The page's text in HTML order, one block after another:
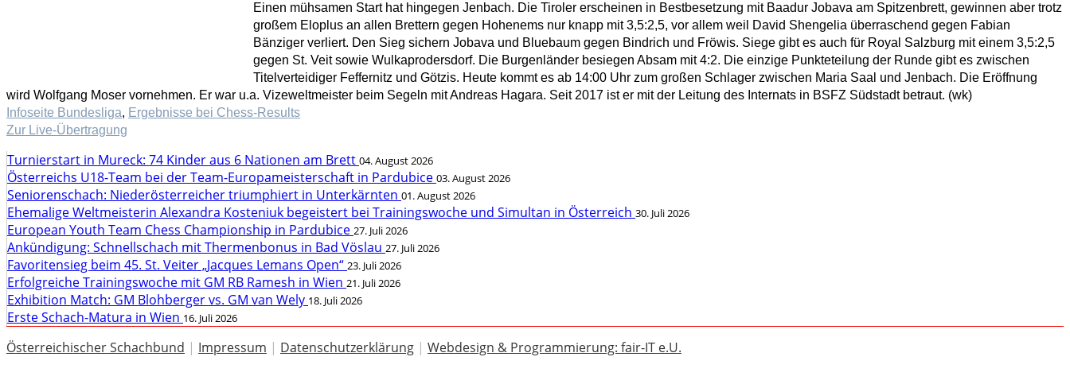
Einen mühsamen Start hat hingegen Jenbach. Die Tiroler erscheinen in Bestbesetzung mit Baadur Jobava am Spitzenbrett, gewinnen aber trotz
großem Eloplus an allen Brettern gegen Hohenems nur knapp mit 3,5:2,5, vor allem weil David Shengelia überraschend gegen Fabian
Bänziger verliert. Den Sieg sichern Jobava und Bluebaum gegen Bindrich und Fröwis. Siege gibt es auch für Royal Salzburg mit einem 3,5:2,5
gegen St. Veit sowie Wulkaprodersdorf. Die Burgenländer besiegen Absam mit 4:2. Die einzige Punkteteilung der Runde gibt es zwischen
Titelverteidiger Feffernitz und Götzis. Heute kommt es ab 14:00 Uhr zum großen Schlager zwischen Maria Saal und Jenbach. Die Eröffnung
wird Wolfgang Moser vornehmen. Er war u.a. Vizeweltmeister beim Segeln mit Andreas Hagara. Seit 2017 ist er mit der Leitung des Internats in BSFZ Südstadt betraut. (wk)
Infoseite Bundesliga, Ergebnisse bei Chess-Results
Zur Live-Übertragung
Turnierstart in Mureck: 74 Kinder aus 6 Nationen am Brett 04. August 2026
Österreichs U18-Team bei der Team-Europameisterschaft in Pardubice 03. August 2026
Seniorenschach: Niederösterreicher triumphiert in Unterkärnten 01. August 2026
Ehemalige Weltmeisterin Alexandra Kosteniuk begeistert bei Trainingswoche und Simultan in Österreich 30. Juli 2026
European Youth Team Chess Championship in Pardubice 27. Juli 2026
Ankündigung: Schnellschach mit Thermenbonus in Bad Vöslau 27. Juli 2026
Favoritensieg beim 45. St. Veiter „Jacques Lemans Open“ 23. Juli 2026
Erfolgreiche Trainingswoche mit GM RB Ramesh in Wien 21. Juli 2026
Exhibition Match: GM Blohberger vs. GM van Wely 18. Juli 2026
Erste Schach-Matura in Wien 16. Juli 2026
Österreichischer Schachbund | Impressum | Datenschutzerklärung | Webdesign & Programmierung: fair-IT e.U.